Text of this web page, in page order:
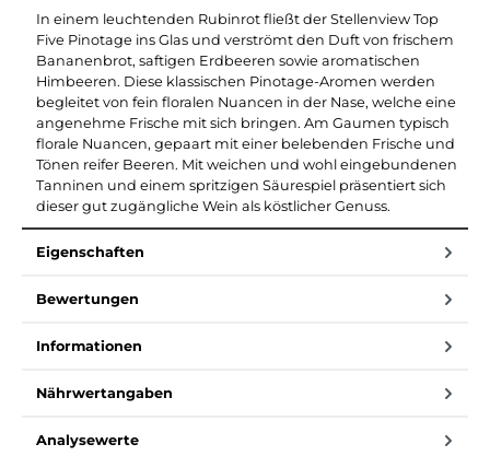
In einem leuchtenden Rubinrot fließt der Stellenview Top
Five Pinotage ins Glas und verströmt den Duft von frischem
Bananenbrot, saftigen Erdbeeren sowie aromatischen
Himbeeren. Diese klassischen Pinotage-Aromen werden
begleitet von fein floralen Nuancen in der Nase, welche eine
angenehme Frische mit sich bringen. Am Gaumen typisch
florale Nuancen, gepaart mit einer belebenden Frische und
Tönen reifer Beeren. Mit weichen und wohl eingebundenen
Tanninen und einem spritzigen Säurespiel präsentiert sich
dieser gut zugängliche Wein als köstlicher Genuss.
Eigenschaften
Bewertungen
Informationen
Nährwertangaben
Analysewerte